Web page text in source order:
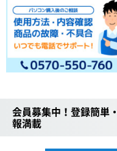
会員募集中！登録簡単
報満載